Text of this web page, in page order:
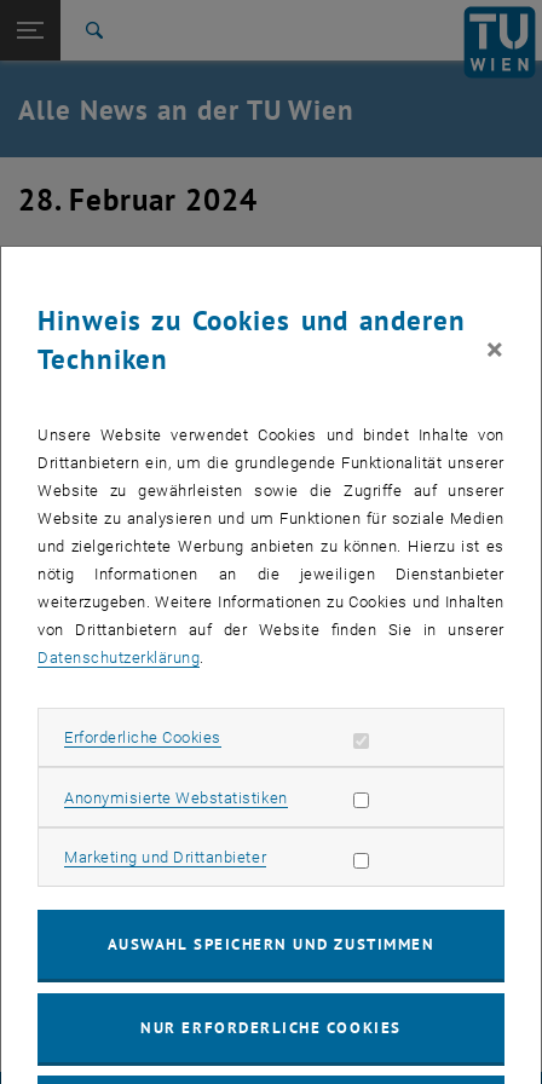
TU Login
Quicklinks
Quicklinks-Menü umschalten
Studium
Karriere
Zurück: Subseiten von TU Wien Startseite auflisten
Zurück zur letzten Ebene:
TU Wien Startseite
Übersicht
Alle News an der TU Wien
28. Februar 2024
Februar Seminar 2024 Ausklang 1. Tag
Februarseminar 2024 Ausklang 1. Tag
It has been an intense day of high-level presentations and
treatment plants. But it’s not over yet…
Time for the traditional wine, beer and pretzels!
Edelstahlvertriebs GmbH.
Hinweis zu Cookies und anderen
Techniken
×
Unsere Website verwendet Cookies und bindet Inhalte von
Drittanbietern ein, um die grundlegende Funktionalität unserer
Website zu gewährleisten sowie die Zugriffe auf unserer
Website zu analysieren und um Funktionen für soziale Medien
und zielgerichtete Werbung anbieten zu können. Hierzu ist es
nötig Informationen an die jeweiligen Dienstanbieter
weiterzugeben. Weitere Informationen zu Cookies und Inhalten
von Drittanbietern auf der Website finden Sie in unserer
Datenschutzerklärung
Erforderliche Cookies Erforderliche Cookies zulassen
Anonymisierte WebstatistikenStatistik Cookies zulassen
Marketing und DrittanbieterMarketing Cookies zulassen
AUSWAHL SPEICHERN UND ZUSTIMMEN
NUR ERFORDERLICHE COOKIES